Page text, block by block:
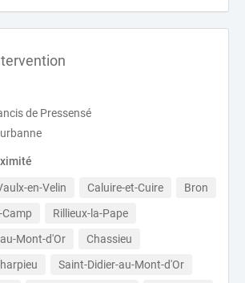
de Pressensé
en-Velin Caluire-et-Cuire
Bron
Rillieux-la-Pape
Mont-d'Or
Chassieu
Saint-Didier-au-Mont-d'Or